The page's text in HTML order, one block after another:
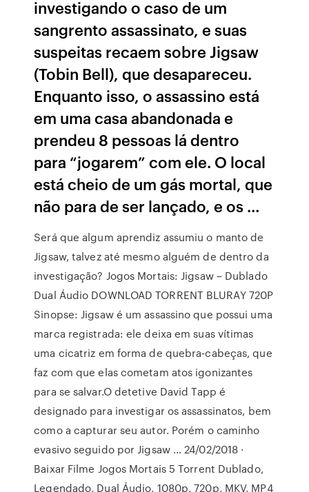
investigando o caso de um
sangrento assassinato, e suas
suspeitas recaem sobre Jigsaw
(Tobin Bell), que desapareceu.
Enquanto isso, o assassino está
em uma casa abandonada e
prendeu 8 pessoas lá dentro
para “jogarem” com ele. O local
está cheio de um gás mortal, que
não para de ser lançado, e os …
Será que algum aprendiz assumiu o manto de
Jigsaw, talvez até mesmo alguém de dentro da
investigação? Jogos Mortais: Jigsaw – Dublado
Dual Áudio DOWNLOAD TORRENT BLURAY 720P
Sinopse: Jigsaw é um assassino que possui uma
marca registrada: ele deixa em suas vítimas
uma cicatriz em forma de quebra-cabeças, que
faz com que elas cometam atos igonizantes
para se salvar.O detetive David Tapp é
designado para investigar os assassinatos, bem
como a capturar seu autor. Porém o caminho
evasivo seguido por Jigsaw … 24/02/2018 ·
Baixar Filme Jogos Mortais 5 Torrent Dublado,
Legendado, Dual Áudio, 1080p, 720p, MKV, MP4